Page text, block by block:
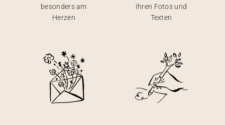
besonders am
Herzen
Ihren Fotos und
Texten